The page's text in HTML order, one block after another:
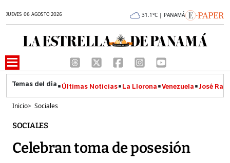
JUEVES 06 AGOSTO 2026 31.1°C | PANAMÁ
Últimas Noticias La Llorona Venezuela José
Inicio> Sociales
SOCIALES
Celebran toma de posesión